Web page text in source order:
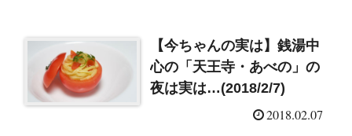
【今ちゃんの実は】銭湯中
心の「天王寺・あべの」の
夜は実は…(2018/2/7)
2018.02.07